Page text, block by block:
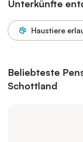
Unterkünfte
Haustiere
Beliebteste
Schottland